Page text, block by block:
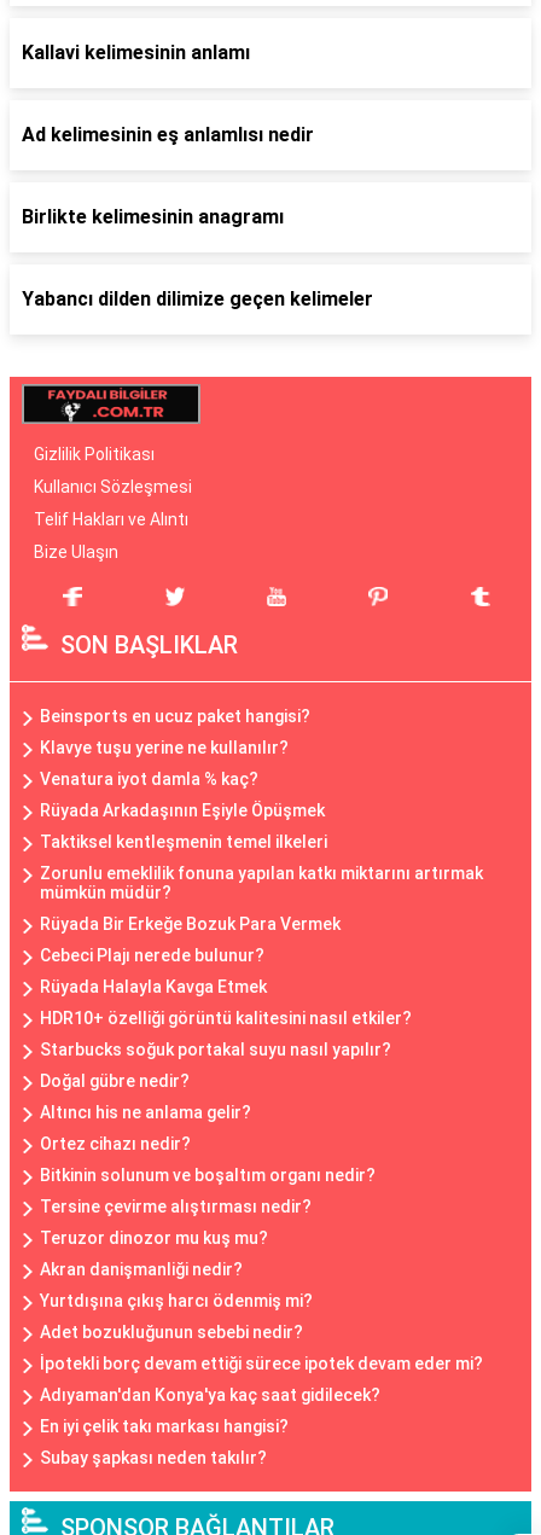
Kallavi kelimesinin anlamı
Ad kelimesinin eş anlamlısı nedir
Birlikte kelimesinin anagramı
Yabancı dilden dilimize geçen kelimeler
Gizlilik Politikası
Kullanıcı Sözleşmesi
Telif Hakları ve Alıntı
Bize Ulaşın
SON BAŞLIKLAR
Beinsports en ucuz paket hangisi?
Klavye tuşu yerine ne kullanılır?
Venatura iyot damla % kaç?
Rüyada Arkadaşının Eşiyle Öpüşmek
Taktiksel kentleşmenin temel ilkeleri
Zorunlu emeklilik fonuna yapılan katkı miktarını artırmak
mümkün müdür?
Rüyada Bir Erkeğe Bozuk Para Vermek
Cebeci Plajı nerede bulunur?
Rüyada Halayla Kavga Etmek
HDR10+ özelliği görüntü kalitesini nasıl etkiler?
Starbucks soğuk portakal suyu nasıl yapılır?
Doğal gübre nedir?
Altıncı his ne anlama gelir?
Ortez cihazı nedir?
Bitkinin solunum ve boşaltım organı nedir?
Tersine çevirme alıştırması nedir?
Teruzor dinozor mu kuş mu?
Akran danişmanliği nedir?
Yurtdışına çıkış harcı ödenmiş mi?
Adet bozukluğunun sebebi nedir?
İpotekli borç devam ettiği sürece ipotek devam eder mi?
Adıyaman'dan Konya'ya kaç saat gidilecek?
En iyi çelik takı markası hangisi?
Subay şapkası neden takılır?
SPONSOR BAĞLANTILAR